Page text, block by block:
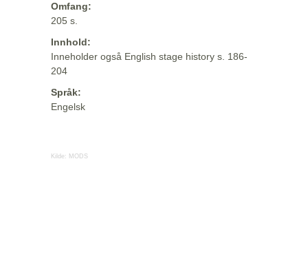
Omfang:
205 s.
Innhold:
Inneholder også English stage history s. 186-
204
Språk:
Engelsk
Kilde: MODS